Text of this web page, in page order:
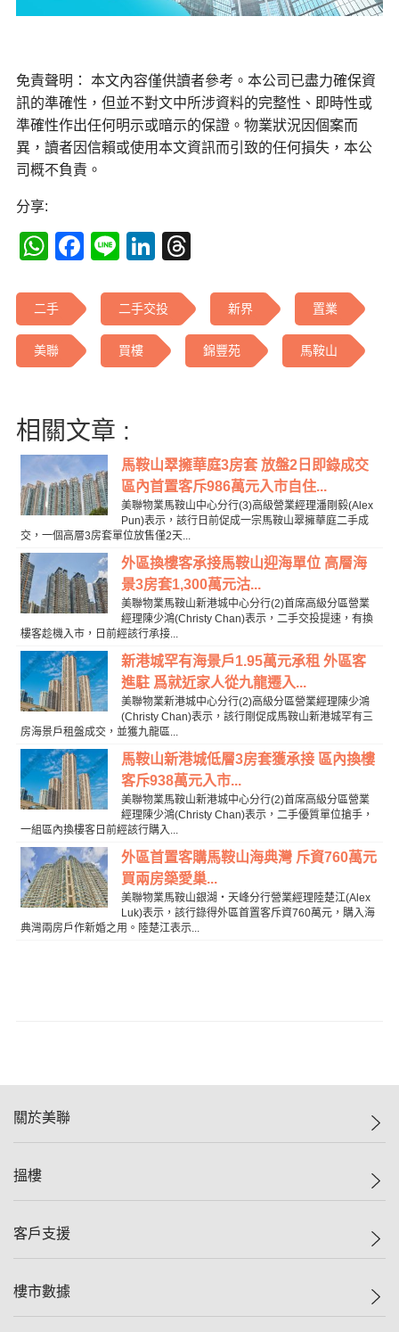
免責聲明： 本文內容僅供讀者參考。本公司已盡力確保資
訊的準確性，但並不對文中所涉資料的完整性、即時性或
準確性作出任何明示或暗示的保證。物業狀況因個案而
異，讀者因信賴或使用本文資訊而引致的任何損失，本公
司概不負責。
分享:
WhatsApp
Facebook
LineLinkedIn
Threads
二手 二手交投 新界 置業
美聯 買樓 錦豐苑 馬鞍山
相關文章 :
馬鞍山翠擁華庭3房套 放盤2日即錄成交
區內首置客斥986萬元入市自住...
美聯物業馬鞍山中心分行(3)高級營業經理潘剛毅(Alex
Pun)表示，該行日前促成一宗馬鞍山翠擁華庭二手成
交，一個高層3房套單位放售僅2天...
外區換樓客承接馬鞍山迎海單位 高層海
景3房套1,300萬元沽...
美聯物業馬鞍山新港城中心分行(2)首席高級分區營業
經理陳少鴻(Christy Chan)表示，二手交投提速，有換
樓客趁機入市，日前經該行承接...
新港城罕有海景戶1.95萬元承租 外區客
進駐 爲就近家人從九龍遷入...
美聯物業新港城中心分行(2)高級分區營業經理陳少鴻
(Christy Chan)表示，該行剛促成馬鞍山新港城罕有三
房海景戶租盤成交，並獲九龍區...
馬鞍山新港城低層3房套獲承接 區內換樓
客斥938萬元入市...
美聯物業馬鞍山新港城中心分行(2)首席高級分區營業
經理陳少鴻(Christy Chan)表示，二手優質單位搶手，
一組區內換樓客日前經該行購入...
外區首置客購馬鞍山海典灣 斥資760萬元
買兩房築愛巢...
美聯物業馬鞍山銀湖‧天峰分行營業經理陸楚江(Alex
Luk)表示，該行錄得外區首置客斥資760萬元，購入海
典灣兩房戶作新婚之用。陸楚江表示...
關於美聯
美聯集團
人才招募
搵樓
一手新盤
減價
客戶支援
自助放盤
樓市數據